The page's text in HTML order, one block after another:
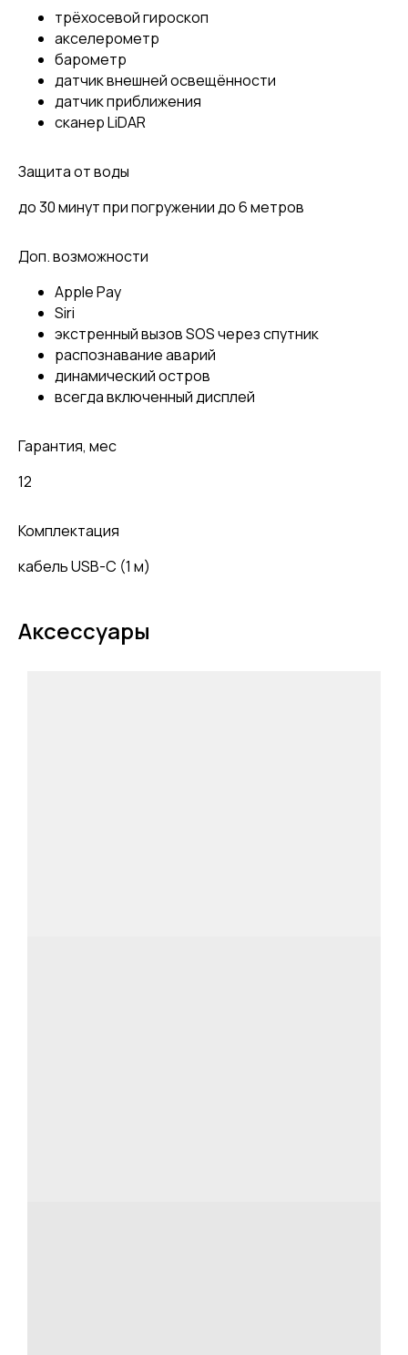
трёхосевой гироскоп
акселерометр
барометр
датчик внешней освещённости
датчик приближения
сканер LiDAR
Защита от воды
до 30 минут при погружении до 6 метров
Доп. возможности
Apple Pay
Siri
экстренный вызов SOS через спутник
распознавание аварий
динамический остров
всегда включенный дисплей
Гарантия, мес
12
Комплектация
кабель USB-С (1 м)
Аксессуары